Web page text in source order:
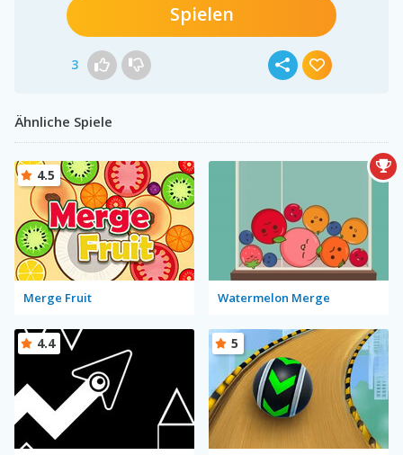
Spielen
3
Ähnliche Spiele
Merge Fruit
4.5
Watermelon Merge
4.4 5